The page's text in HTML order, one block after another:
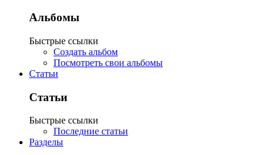
Альбомы
Быстрые ссылки
Создать альбом
Посмотреть свои альбомы
Статьи
Статьи
Быстрые ссылки
Последние статьи
Разделы